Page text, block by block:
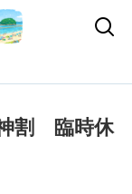
割 臨時休